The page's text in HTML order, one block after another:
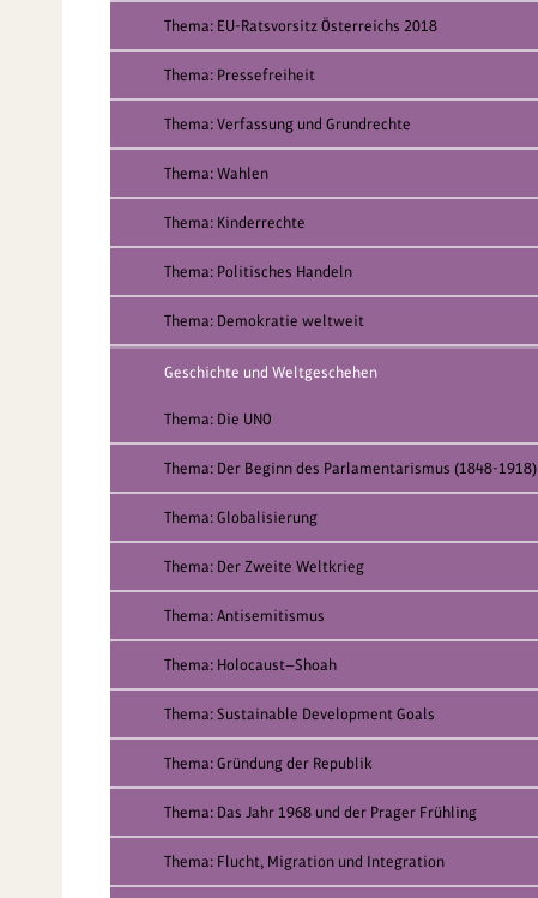
Thema: EU-Ratsvorsitz Österreichs 2018
Thema: Pressefreiheit
Thema: Verfassung und Grundrechte
Thema: Wahlen
Thema: Kinderrechte
Thema: Politisches Handeln
Thema: Demokratie weltweit
Geschichte und Weltgeschehen
Thema: Die UNO
Thema: Der Beginn des Parlamentarismus (1848-1918)
Thema: Globalisierung
Thema: Der Zweite Weltkrieg
Thema: Antisemitismus
Thema: Holocaust—Shoah
Thema: Sustainable Development Goals
Thema: Gründung der Republik
Thema: Das Jahr 1968 und der Prager Frühling
Thema: Flucht, Migration und Integration